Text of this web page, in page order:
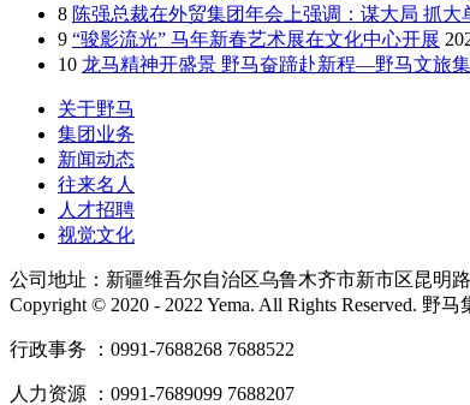
8 陈强总裁在外贸集团年会上强调：谋大局 抓大
9 “骏影流光” 马年新春艺术展在文化中心开展
10 龙马精神开盛景 野马奋蹄赴新程—野马文旅
关于野马
集团业务
新闻动态
往来名人
人才招聘
视觉文化
公司地址：新疆维吾尔自治区乌鲁木齐市新市区昆明
Copyright © 2020 - 2022 Yema. All Rights Reserved. 野
行政事务 ：0991-7688268 7688522
人力资源 ：0991-7689099 7688207